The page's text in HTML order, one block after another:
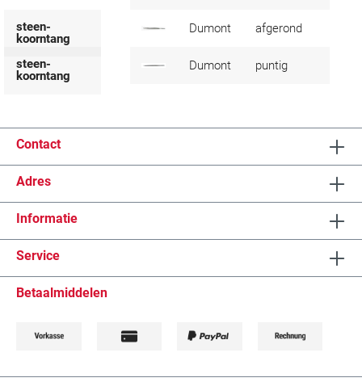
steen-
koorntang
Dumont afgerond
steen-
koorntang
Dumont puntig
Contact
Adres
Informatie
Service
Betaalmiddelen